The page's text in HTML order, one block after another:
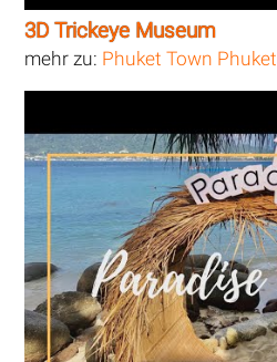
3D Trickeye Museum
mehr zu: Phuket Town Phuket